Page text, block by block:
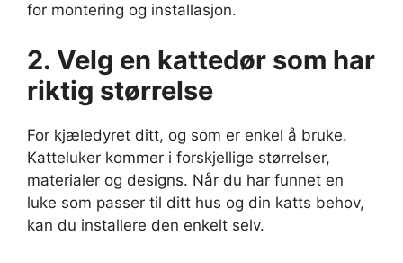
for montering og installasjon.
2. Velg en kattedør som har
riktig størrelse
For kjæledyret ditt, og som er enkel å bruke.
Katteluker kommer i forskjellige størrelser,
materialer og designs. Når du har funnet en
luke som passer til ditt hus og din katts behov,
kan du installere den enkelt selv.